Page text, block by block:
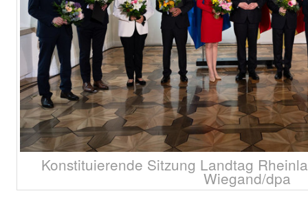
Konstituierende Sitzung Landtag
Wiegand/dpa